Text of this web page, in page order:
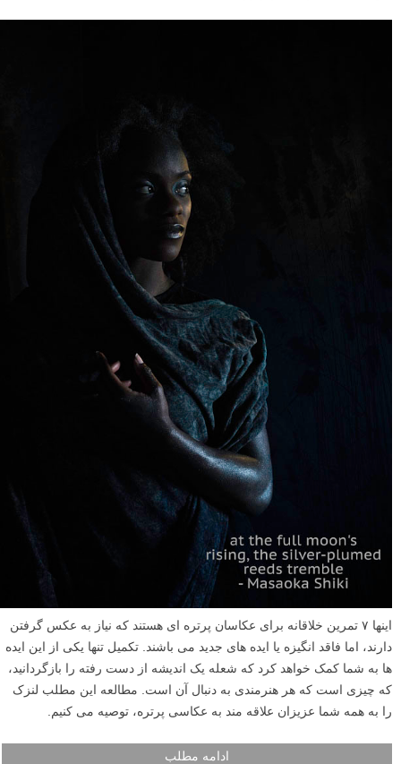
اینها ۷ تمرین خلاقانه برای عکاسان پرتره ای هستند که نیاز به عکس گرفتن
دارند، اما فاقد انگیزه یا ایده های جدید می باشند. تکمیل تنها یکی از این ایده
ها به شما کمک خواهد کرد که شعله یک اندیشه از دست رفته را بازگردانید،
که چیزی است که هر هنرمندی به دنبال آن است. مطالعه این مطلب لنزک
را به همه شما عزیزان علاقه مند به عکاسی پرتره، توصیه می کنیم.
ادامه مطلب